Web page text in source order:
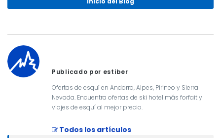
Publicado por estiber
Ofertas de esquí en Andorra, Alpes, Pirineo y Sierra
Nevada. Encuentra ofertas de ski hotel más forfait y
viajes de esquí al mejor precio.
Todos los artículos